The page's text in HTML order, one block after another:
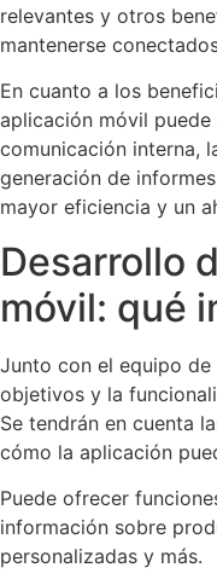
relevantes y otros
mantenerse
En cuanto a los
aplicación móvil
comunicación interna,
generación de
mayor eficiencia y un
Desarrollo
móvil: qué
Junto con el equipo
objetivos y la
Se tendrán en cuenta
cómo la aplicación
Puede ofrecer
información sobre
personalizadas y más.